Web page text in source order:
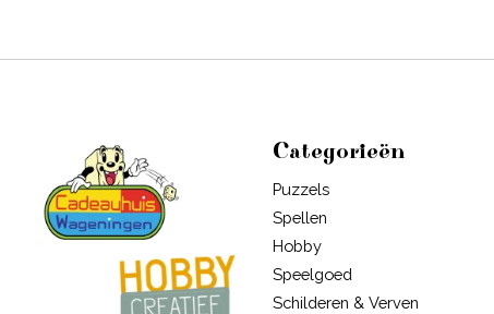
Categorieën
Puzzels
Spellen
Hobby
Speelgoed
Schilderen & Verven